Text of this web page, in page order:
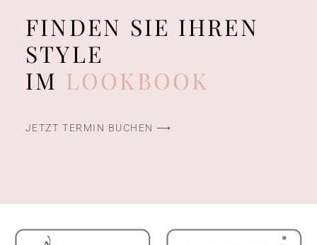
FINDEN SIE IHREN
STYLE
IM LOOKBOOK
JETZT TERMIN BUCHEN ⟶